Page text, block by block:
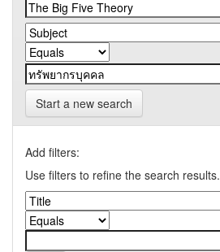
Start a new search
Add filters:
Use filters to refine the search results.